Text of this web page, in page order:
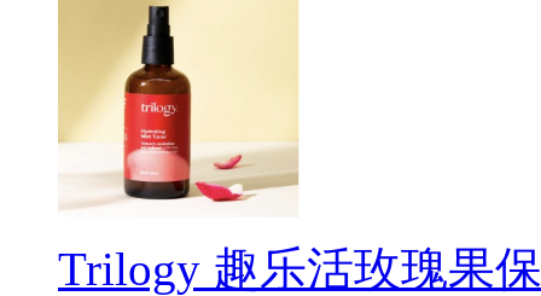
Trilogy 趣乐活玫瑰果